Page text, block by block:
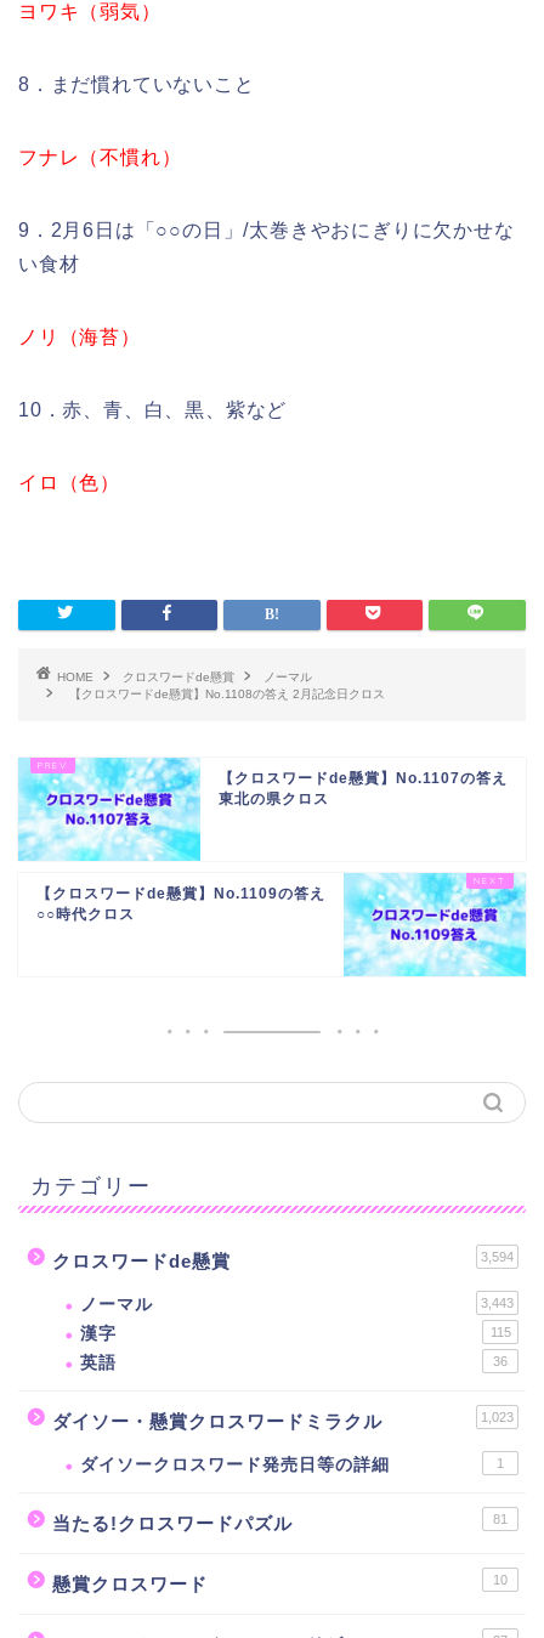
ヨワキ（弱気）
8．まだ慣れていないこと
フナレ（不慣れ）
9．2月6日は「○○の日」/太巻きやおにぎりに欠かせな
い食材
ノリ（海苔）
10．赤、青、白、黒、紫など
イロ（色）
HOME クロスワードde懸賞
ノーマル
【クロスワードde懸賞】No.1108の答え 2月記念日クロス
【クロスワードde懸賞】No.1107の答え
東北の県クロス
【クロスワードde懸賞】No.1109の答え
○○時代クロス
カテゴリー
クロスワードde懸賞 3,594
ノーマル 3,443
漢字 115
英語 36
ダイソー・懸賞クロスワードミラクル 1,023
ダイソークロスワード発売日等の詳細 1
当たる!クロスワードパズル 81
懸賞クロスワード 10